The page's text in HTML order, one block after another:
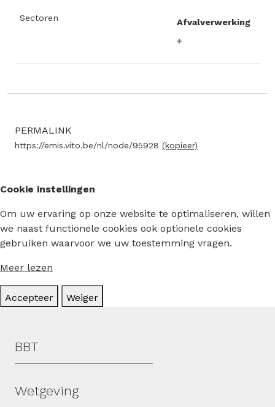
Sectoren Afvalverwerking
PERMALINK
https://emis.vito.be/nl/node/95928 (kopieer)
Cookie instellingen
Om uw ervaring op onze website te optimaliseren, willen
we naast functionele cookies ook optionele cookies
gebruiken waarvoor we uw toestemming vragen.
Meer lezen
Accepteer Weiger
Hoofdmenu
BBT
Wetgeving